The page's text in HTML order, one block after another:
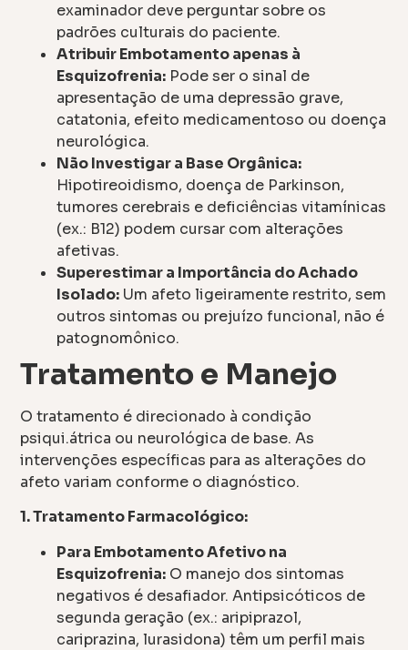
examinador deve perguntar sobre os
padrões culturais do paciente.
Atribuir Embotamento apenas à
Esquizofrenia: Pode ser o sinal de
apresentação de uma depressão grave,
catatonia, efeito medicamentoso ou doença
neurológica.
Não Investigar a Base Orgânica:
Hipotireoidismo, doença de Parkinson,
tumores cerebrais e deficiências vitamínicas
(ex.: B12) podem cursar com alterações
afetivas.
Superestimar a Importância do Achado
Isolado: Um afeto ligeiramente restrito, sem
outros sintomas ou prejuízo funcional, não é
patognomônico.
Tratamento e Manejo
O tratamento é direcionado à condição
psiqui.átrica ou neurológica de base. As
intervenções específicas para as alterações do
afeto variam conforme o diagnóstico.
1. Tratamento Farmacológico:
Para Embotamento Afetivo na
Esquizofrenia: O manejo dos sintomas
negativos é desafiador. Antipsicóticos de
segunda geração (ex.: aripiprazol,
cariprazina, lurasidona) têm um perfil mais